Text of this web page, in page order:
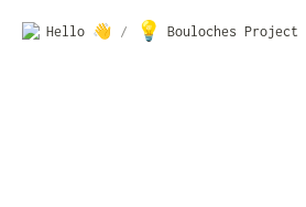
Hello 👋 / 💡 Bouloches Project